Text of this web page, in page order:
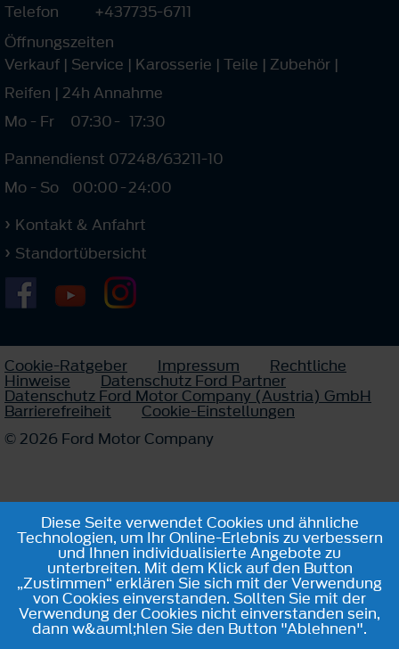
Telefon
+437735-6711
Öffnungszeiten
Verkauf | Service | Karosserie | Teile | Zubehör |
Reifen | 24h Annahme
Mo - Fr
07:30- 17:30
Pannendienst 07248/63211-10
Mo - So
00:00-24:00
Kontakt & Anfahrt
Standortübersicht
Cookie-Ratgeber Impressum Rechtliche
Hinweise Datenschutz Ford Partner
Datenschutz Ford Motor Company (Austria) GmbH
Barrierefreiheit
Cookie-Einstellungen
© 2026 Ford Motor Company
Diese Seite verwendet Cookies und ähnliche
Technologien, um Ihr Online-Erlebnis zu verbessern
und Ihnen individualisierte Angebote zu
unterbreiten. Mit dem Klick auf den Button
„Zustimmen“ erklären Sie sich mit der Verwendung
von Cookies einverstanden. Sollten Sie mit der
Verwendung der Cookies nicht einverstanden sein,
dann w&auml;hlen Sie den Button "Ablehnen".